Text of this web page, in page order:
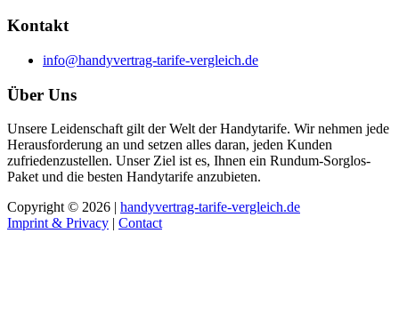
Kontakt
info@handyvertrag-tarife-vergleich.de
Über Uns
Unsere Leidenschaft gilt der Welt der Handytarife. Wir nehmen jede
Herausforderung an und setzen alles daran, jeden Kunden
zufriedenzustellen. Unser Ziel ist es, Ihnen ein Rundum-Sorglos-
Paket und die besten Handytarife anzubieten.
Copyright © 2026 | handyvertrag-tarife-vergleich.de
Imprint & Privacy | Contact